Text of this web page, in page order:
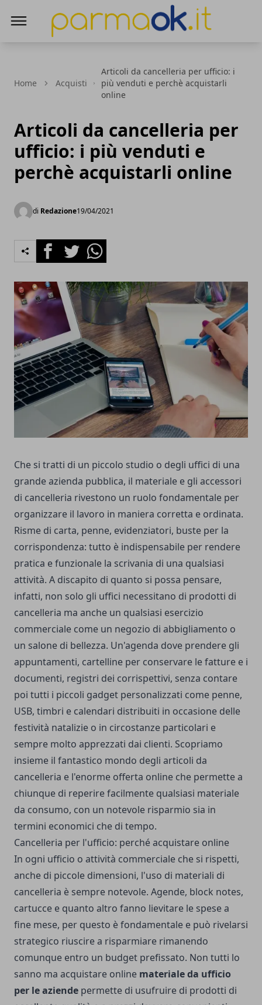
Home Acquisti
Articoli da cancelleria per ufficio: i
più venduti e perchè acquistarli
online
Articoli da cancelleria per
ufficio: i più venduti e
perchè acquistarli online
di Redazione19/04/2021
FacebookTwitterWhatsapp
Che si tratti di un piccolo studio o degli uffici di una
grande azienda pubblica, il materiale e gli accessori
di cancelleria rivestono un ruolo fondamentale per
organizzare il lavoro in maniera corretta e ordinata.
Risme di carta, penne, evidenziatori, buste per la
corrispondenza: tutto è indispensabile per rendere
pratica e funzionale la scrivania di una qualsiasi
attività. A discapito di quanto si possa pensare,
infatti, non solo gli uffici necessitano di prodotti di
cancelleria ma anche un qualsiasi esercizio
commerciale come un negozio di abbigliamento o
un salone di bellezza. Un'agenda dove prendere gli
appuntamenti, cartelline per conservare le fatture e i
documenti, registri dei corrispettivi, senza contare
poi tutti i piccoli gadget personalizzati come penne,
USB, timbri e calendari distribuiti in occasione delle
festività natalizie o in circostanze particolari e
sempre molto apprezzati dai clienti. Scopriamo
insieme il fantastico mondo degli articoli da
cancelleria e l'enorme offerta online che permette a
chiunque di reperire facilmente qualsiasi materiale
da consumo, con un notevole risparmio sia in
termini economici che di tempo.
Cancelleria per l'ufficio: perché acquistare online
In ogni ufficio o attività commerciale che si rispetti,
anche di piccole dimensioni, l'uso di materiali di
cancelleria è sempre notevole. Agende, block notes,
cartucce e quanto altro fanno lievitare le spese a
fine mese, per questo è fondamentale e può rivelarsi
strategico riuscire a risparmiare rimanendo
comunque entro un budget prefissato. Non tutti lo
sanno ma acquistare online materiale da ufficio
per le aziende permette di usufruire di prodotti di